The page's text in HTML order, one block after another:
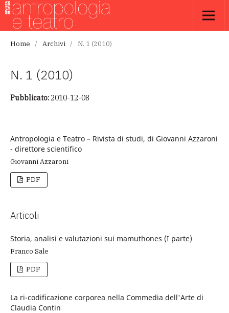
Home / Archivi / N. 1 (2010)
N. 1 (2010)
Pubblicato:2010-12-08
Antropologia e Teatro – Rivista di studi, di Giovanni Azzaroni
- direttore scientifico
Giovanni Azzaroni
PDF
Articoli
Storia, analisi e valutazioni sui mamuthones (I parte)
Franco Sale
PDF
La ri-codificazione corporea nella Commedia dell'Arte di
Claudia Contin